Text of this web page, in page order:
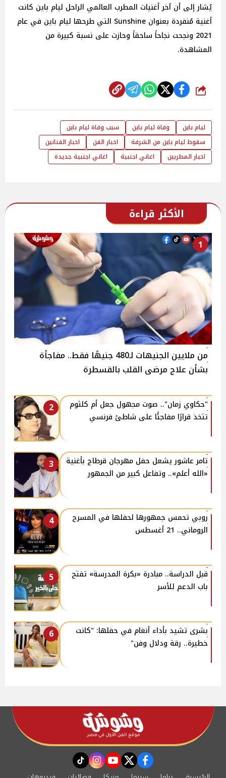
يُشار إلى أن آخر أغنيات المطرب العالمي الراحل ليام باين كانت
أغنية مُنفردة بعنوان Sunshine التي طرحها ليام باين في عام
2021 ونجحت نجاحاً ساحقاً وحازت على نسبة كبيرة من
المشاهدة.
شارك
ليام باين وفاة ليام باين
سبب وفاة ليام باين
سقوط ليام باين من الشرفة
اخبار الفن
اخبار الفنانين
اخبار المطربين
اغاني اجنبية اغاني اجنبية جديدة
الأكثر قراءة
1
من ملايين الجنيهات لـ480 جنيهًا فقط.. مفاجأة
بشأن علاج مرضى القلب بالقسطرة
2
"حكاوي زمان".. صوت مجهول جعل أم كلثوم
تتخذ قرارًا مفاجئًا على شاطئ فرنسي
3
تامر عاشور يشعل حفل مهرجان قرطاج بأغنية
«الله أعلم».. وتفاعل كبير من الجمهور
4
روبي تحمس جمهورها لحفلها في المسرح
الروماني.. 21 أغسطس
5
قبل الدراسة.. مبادرة «بكرة المدرسة» تفتح
باب الدعم للأسر
6
بشرى تشيد بأداء أنغام في حفلها: "كانت
خطيرة.. رقة ودلال وفن"
facebook
twitter
youtube
instagram
tiktok